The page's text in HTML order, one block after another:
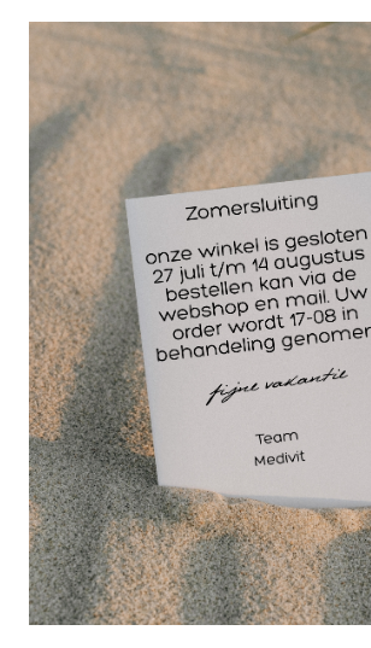
Deze multiknipper is perfect voor
hulpdiensten, sportverzorgers
De allesknipper, een betrouwbare
noodgevallen
Deze allesknipper van 18 is
snel en veilig te kunnen handelen in
Of het nu gaat om het doorknippen
een verwonding of het knippen van
verbandmateriaal, deze multiknipper
allemaal.
Wil jij een betrouwbare en
onmisbaar is in elke EHBO-set?
allesknipper van 18 cm. en wees
op elke situatie!
Wellicht ook